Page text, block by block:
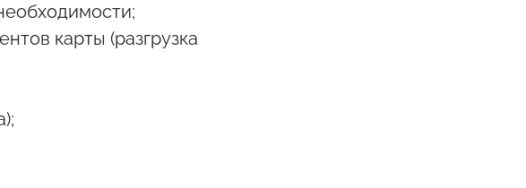
карты (разгрузка